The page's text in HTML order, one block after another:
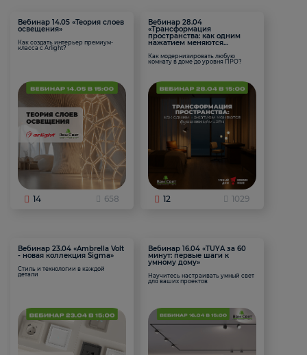
Вебинар 14.05 «Теория слоев
освещения»
Как создать интерьер премиум-
класса с Arlight?
14 658
Вебинар 28.04
«Трансформация
пространства: как одним
нажатием меняются
Как модернизировать любую
комнату в доме до уровня ПРО?
12 1029
Вебинар 23.04 «Ambrella Volt
- новая коллекция Sigma»
Стиль и технологии в каждой
детали
Вебинар 16.04 «TUYA за 60
минут: первые шаги к
умному дому»
Научитесь настраивать умный свет
для ваших проектов